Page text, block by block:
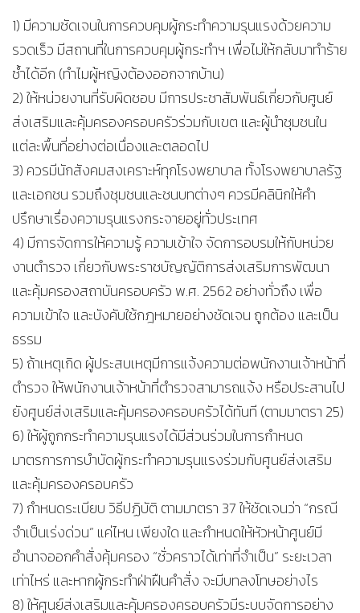
1) มีความชัดเจนในการควบคุมผู้กระทำความรุนแรงด้วยความ
รวดเร็ว มีสถานที่ในการควบคุมผู้กระทำฯ เพื่อไม่ให้กลับมาทำร้าย
ซ้ำได้อีก (ทำไมผู้หญิงต้องออกจากบ้าน)
2) ให้หน่วยงานที่รับผิดชอบ มีการประชาสัมพันธ์เกี่ยวกับศูนย์
ส่งเสริมและคุ้มครองครอบครัวร่วมกับเขต และผู้นำชุมชนใน
แต่ละพื้นที่อย่างต่อเนื่องและตลอดไป
3) ควรมีนักสังคมสงเคราะห์ทุกโรงพยาบาล ทั้งโรงพยาบาลรัฐ
และเอกชน รวมถึงชุมชนและชนบทต่างๆ ควรมีคลินิกให้คำ
ปรึกษาเรื่องความรุนแรงกระจายอยู่ทั่วประเทศ
4) มีการจัดการให้ความรู้ ความเข้าใจ จัดการอบรมให้กับหน่วย
งานตำรวจ เกี่ยวกับพระราชบัญญัติการส่งเสริมการพัฒนา
และคุ้มครองสถาบันครอบครัว พ.ศ. 2562 อย่างทั่วถึง เพื่อ
ความเข้าใจ และบังคับใช้กฎหมายอย่างชัดเจน ถูกต้อง และเป็น
ธรรม
5) ถ้าเหตุเกิด ผู้ประสบเหตุมีการแจ้งความต่อพนักงานเจ้าหน้าที่
ตำรวจ ให้พนักงานเจ้าหน้าที่ตำรวจสามารถแจ้ง หรือประสานไป
ยังศูนย์ส่งเสริมและคุ้มครองครอบครัวได้ทันที (ตามมาตรา 25)
6) ให้ผู้ถูกกระทำความรุนแรงได้มีส่วนร่วมในการกำหนด
มาตรการการบำบัดผู้กระทำความรุนแรงร่วมกับศูนย์ส่งเสริม
และคุ้มครองครอบครัว
7) กำหนดระเบียบ วิธีปฏิบัติ ตามมาตรา 37 ให้ชัดเจนว่า “กรณี
จำเป็นเร่งด่วน” แค่ไหน เพียงใด และกำหนดให้หัวหน้าศูนย์มี
อำนาจออกคำสั่งคุ้มครอง “ชั่วคราวได้เท่าที่จำเป็น” ระยะเวลา
เท่าไหร่ และหากผู้กระทำฝ่าฝืนคำสั่ง จะมีบทลงโทษอย่างไร
8) ให้ศูนย์ส่งเสริมและคุ้มครองครอบครัวมีระบบจัดการอย่าง